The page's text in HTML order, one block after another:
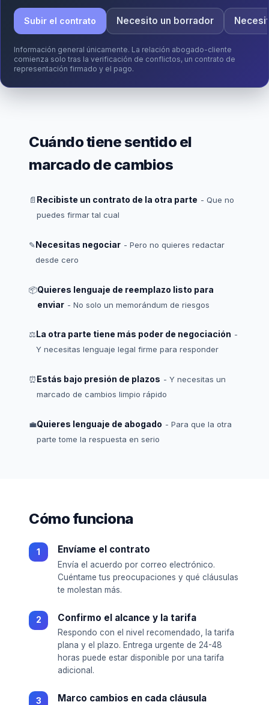
Subir el contrato Necesito un borrador
Información general únicamente. La relación abogado-cliente
comienza solo tras la verificación de conflictos, un contrato de
representación firmado y el pago.
Cuándo tiene sentido el
marcado de cambios
📄 Recibiste un contrato de la otra parte - Que no
puedes firmar tal cual
✎Necesitas negociar - Pero no quieres redactar
desde cero
📦Quieres lenguaje de reemplazo listo para
enviar - No solo un memorándum de riesgos
⚖La otra parte tiene más poder de negociación -
Y necesitas lenguaje legal firme para responder
⏰Estás bajo presión de plazos - Y necesitas un
marcado de cambios limpio rápido
💼Quieres lenguaje de abogado - Para que la otra
parte tome la respuesta en serio
Cómo funciona
Envíame el contrato
Envía el acuerdo por correo electrónico.
Cuéntame tus preocupaciones y qué cláusulas
te molestan más.
Confirmo el alcance y la tarifa
Respondo con el nivel recomendado, la tarifa
plana y el plazo. Entrega urgente de 24-48
horas puede estar disponible por una tarifa
adicional.
Marco cambios en cada cláusula